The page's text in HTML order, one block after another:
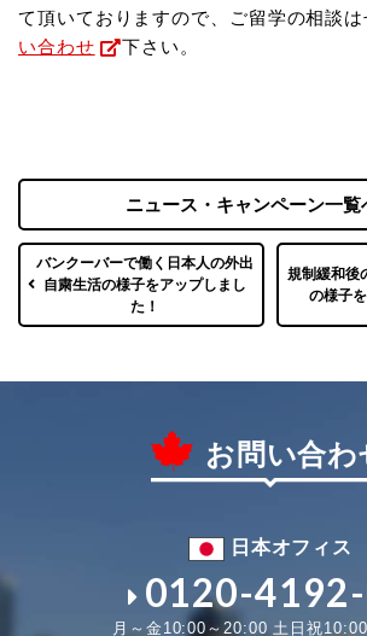
て頂いておりますので、ご留学の相談
い合わせ
下さい。
バンクーバーで働く日本人の外出
自粛生活の様子をアップしまし
た！
ニュース・キャンペーン一覧
規制緩和後
の様子
お問い合わ
日本オフィス
0120-
月～金10:00～20:00 土日祝